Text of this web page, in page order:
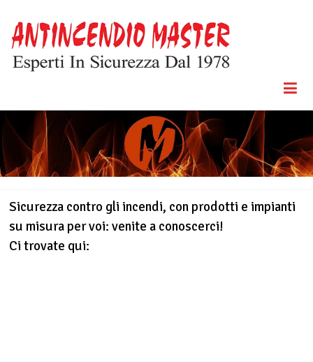
content
Master
Dal 1978
Sicurezza contro gli incendi, con prodotti e impianti
su misura per voi: venite a conoscerci!
Ci trovate qui: